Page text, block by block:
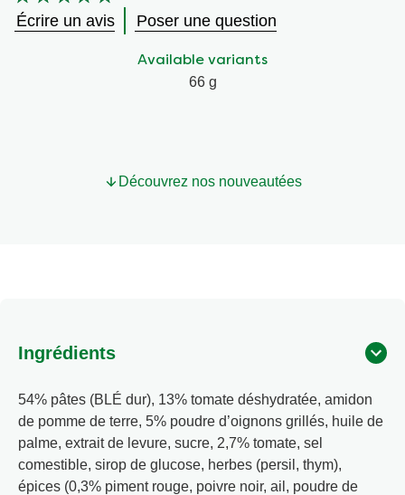
évaluation
soumise
Écrire un avis Poser une question
Available variants
66 g
Découvrez nos nouveautées
Ingrédients
54% pâtes (BLÉ dur), 13% tomate déshydratée, amidon
de pomme de terre, 5% poudre d’oignons grillés, huile de
palme, extrait de levure, sucre, 2,7% tomate, sel
comestible, sirop de glucose, herbes (persil, thym),
épices (0,3% piment rouge, poivre noir, ail, poudre de